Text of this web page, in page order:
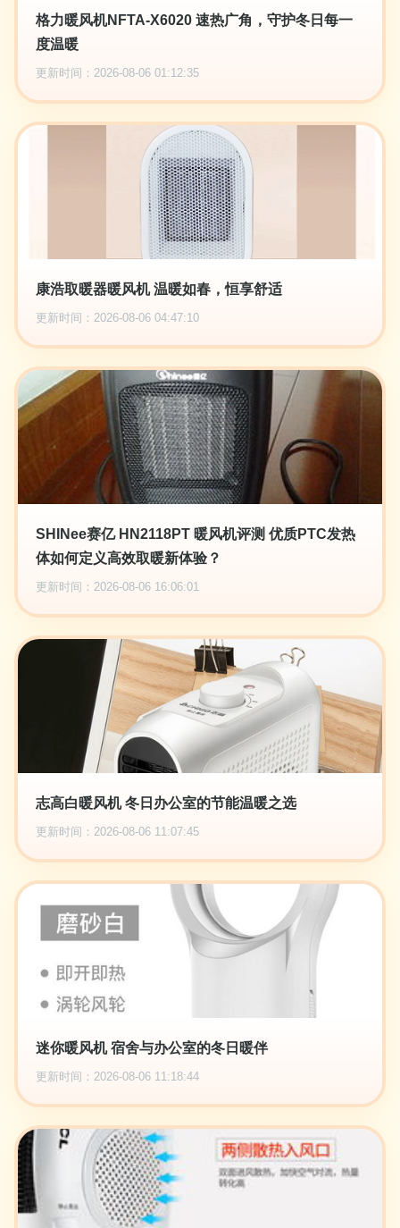
格力暖风机NFTA-X6020 速热广角，守护冬日每一
度温暖
更新时间：2026-08-06 01:12:35
康浩取暖器暖风机 温暖如春，恒享舒适
更新时间：2026-08-06 04:47:10
SHINee赛亿 HN2118PT 暖风机评测 优质PTC发热
体如何定义高效取暖新体验？
更新时间：2026-08-06 16:06:01
志高白暖风机 冬日办公室的节能温暖之选
更新时间：2026-08-06 11:07:45
迷你暖风机 宿舍与办公室的冬日暖伴
更新时间：2026-08-06 11:18:44